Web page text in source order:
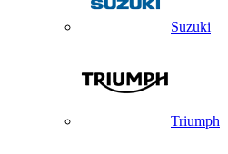
Suzuki
Triumph